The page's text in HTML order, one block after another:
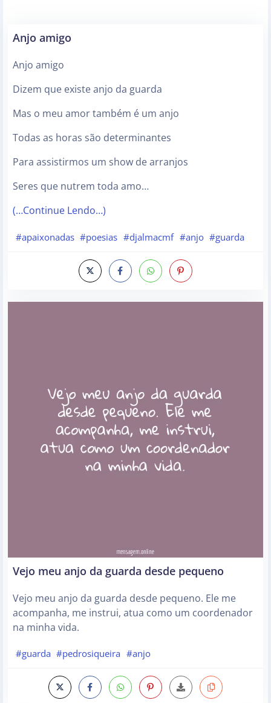
Anjo amigo
Anjo amigo
Dizem que existe anjo da guarda
Mas o meu amor também é um anjo
Todas as horas são determinantes
Para assistirmos um show de arranjos
Seres que nutrem toda amo…
(…Continue Lendo…)
#apaixonadas #poesias #djalmacmf #anjo #guarda
Vejo meu anjo da guarda desde pequeno
Vejo meu anjo da guarda desde pequeno. Ele me
acompanha, me instrui, atua como um coordenador
na minha vida.
#guarda #pedrosiqueira #anjo